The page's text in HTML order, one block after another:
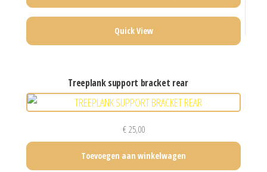
Quick View
treeplank support bracket rear
€25,00
Toevoegen aan winkelwagen